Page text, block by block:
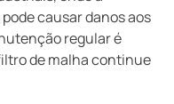
causar danos aos
regular é
de malha continue